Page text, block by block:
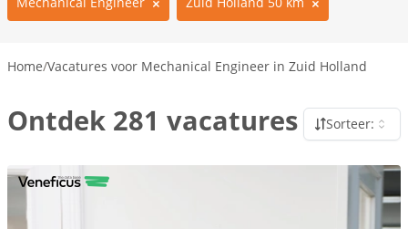
Home/Vacatures voor Mechanical Engineer in Zuid Holland
Ontdek 281 vacatures Sorteer: